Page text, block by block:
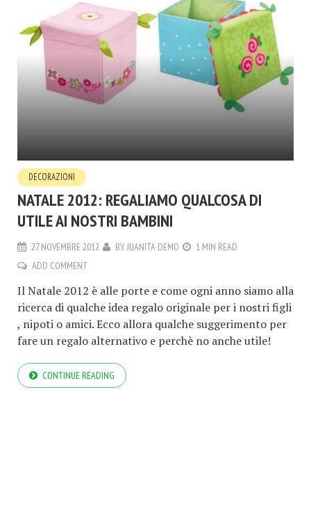
DECORAZIONI
NATALE 2012: REGALIAMO QUALCOSA DI
UTILE AI NOSTRI BAMBINI
27 NOVEMBRE 2012 BYJUANITA DEMO
1 MIN READ
ADD COMMENT
Il Natale 2012 è alle porte e come ogni anno siamo alla
ricerca di qualche idea regalo originale per i nostri figli
, nipoti o amici. Ecco allora qualche suggerimento per
fare un regalo alternativo e perchè no anche utile!
CONTINUE READING